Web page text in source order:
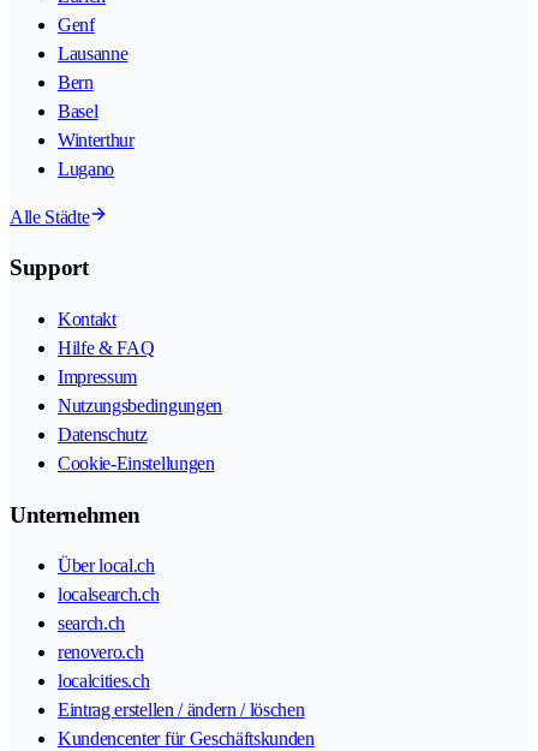
Genf
Lausanne
Bern
Basel
Winterthur
Lugano
Alle Städte
Support
Kontakt
Hilfe & FAQ
Impressum
Nutzungsbedingungen
Datenschutz
Cookie-Einstellungen
Unternehmen
Über local.ch
localsearch.ch
search.ch
renovero.ch
localcities.ch
Eintrag erstellen / ändern / löschen
Kundencenter für Geschäftskunden